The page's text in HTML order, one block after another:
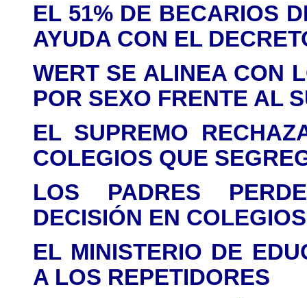
EL 51% DE BECARIOS
AYUDA CON EL
WERT SE ALINEA CON
POR SEXO FRENTE AL
EL SUPREMO
COLEGIOS QUE
LOS PADRES
DECISIÓN EN
EL MINISTERIO DE
A LOS REPETIDORES